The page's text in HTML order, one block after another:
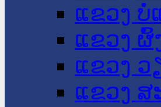
ແຂວງ ບໍ່
ແຂວງ ຜົ້
ແຂວງ ວ
ແຂວງ